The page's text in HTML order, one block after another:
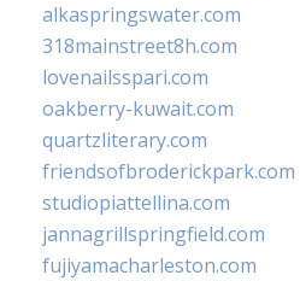
alkaspringswater.com
318mainstreet8h.com
lovenailsspari.com
oakberry-kuwait.com
quartzliterary.com
friendsofbroderickpark.com
studiopiattellina.com
jannagrillspringfield.com
fujiyamacharleston.com